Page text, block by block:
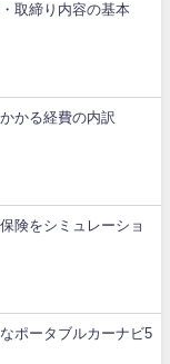
取締り内容の基本
かる経費の内訳
険をシミュレーショ
ポータブルカーナビ5